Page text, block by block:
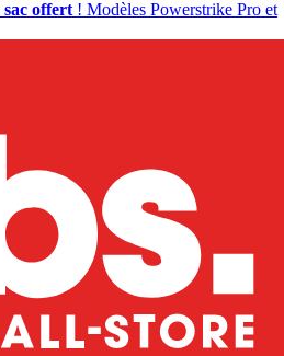
sac offert ! Modèles Powerstrike Pro et